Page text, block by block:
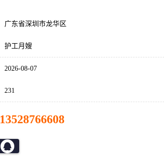
广东省深圳市龙华区
护工月嫂
2026-08-07
231
13528766608